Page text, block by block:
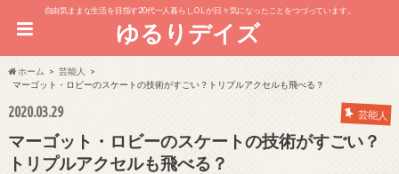
自由気ままな生活を目指す20代一人暮らしOL が日々気になったことをつづっています。
ゆるりデイズ
ホーム
芸能人
マーゴット・ロビーのスケートの技術がすごい？トリプルアクセルも飛べる？
2020.03.29 芸能人
マーゴット・ロビーのスケートの技術がすごい？
トリプルアクセルも飛べる？